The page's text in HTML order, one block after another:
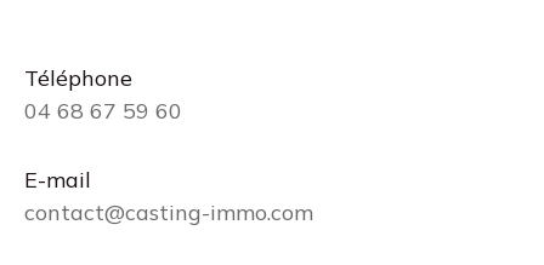
Téléphone
04 68 67 59 60
E-mail
contact@casting-immo.com